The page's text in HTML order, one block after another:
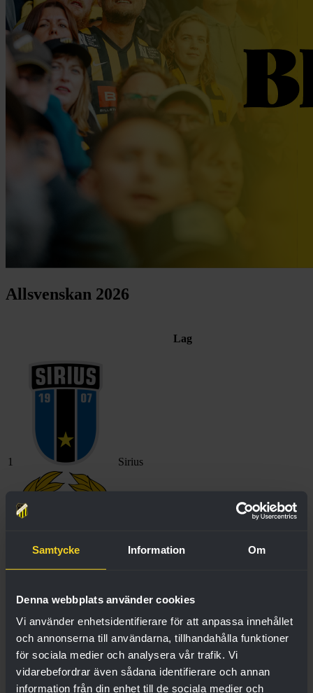
Samtycke Information Om
Denna webbplats använder cookies
Vi använder enhetsidentifierare för att anpassa innehållet
och annonserna till användarna, tillhandahålla funktioner
för sociala medier och analysera vår trafik. Vi
vidarebefordrar även sådana identifierare och annan
information från din enhet till de sociala medier och
Allsvenskan 2026
Lag
1 Sirius
2